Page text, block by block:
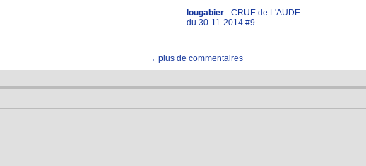
lougabier - CRUE de L'AUDE
du 30-11-2014 #9
→ plus de commentaires